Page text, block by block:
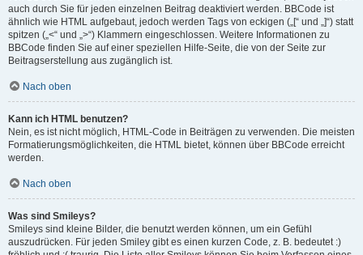
auch durch Sie für jeden einzelnen Beitrag deaktiviert werden. BBCode ist
ähnlich wie HTML aufgebaut, jedoch werden Tags von eckigen („[“ und „]“) statt
spitzen („<“ und „>“) Klammern eingeschlossen. Weitere Informationen zu
BBCode finden Sie auf einer speziellen Hilfe-Seite, die von der Seite zur
Beitragserstellung aus zugänglich ist.
Nach oben
Kann ich HTML benutzen?
Nein, es ist nicht möglich, HTML-Code in Beiträgen zu verwenden. Die meisten
Formatierungsmöglichkeiten, die HTML bietet, können über BBCode erreicht
werden.
Nach oben
Was sind Smileys?
Smileys sind kleine Bilder, die benutzt werden können, um ein Gefühl
auszudrücken. Für jeden Smiley gibt es einen kurzen Code, z. B. bedeutet :)